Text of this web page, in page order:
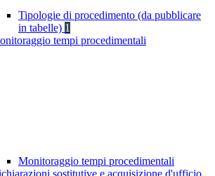
Tipologie di procedimento (da pubblicare
in tabelle) 1
tempi procedimentali
Monitoraggio tempi procedimentali